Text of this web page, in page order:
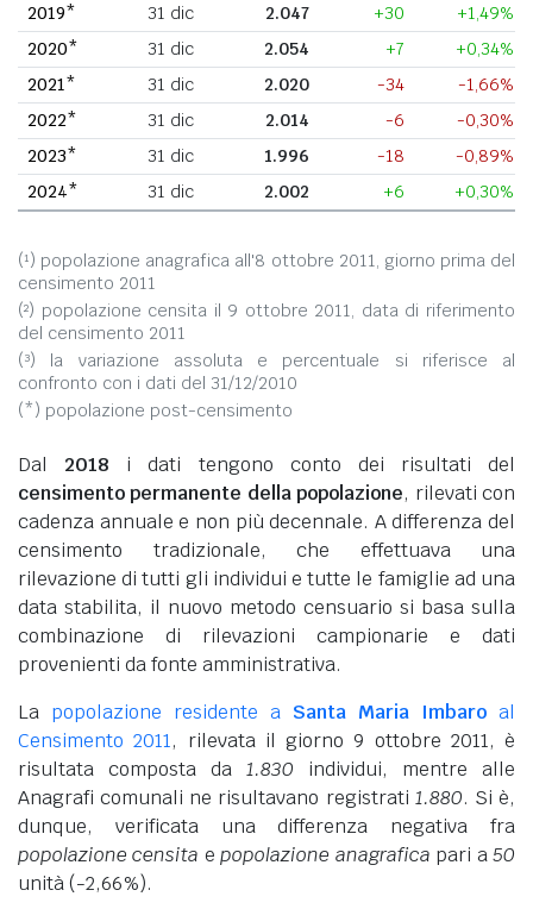
2019*
31 dic 2.047 +30
+1,49%
2020*
31 dic 2.054 +7
+0,34%
2021*
31 dic 2.020 -34
-1,66%
2022*
31 dic 2.014 -6
-0,30%
2023*
31 dic 1.996 -18
-0,89%
2024*
31 dic 2.002 +6 +0,30%
(¹) popolazione anagrafica all'8 ottobre 2011, giorno prima del
censimento 2011
(²) popolazione censita il 9 ottobre 2011, data di riferimento
del censimento 2011
(³) la variazione assoluta e percentuale si riferisce al
confronto con i dati del 31/12/2010
(*) popolazione post-censimento
Dal 2018 i dati tengono conto dei risultati del
censimento permanente della popolazione, rilevati con
cadenza annuale e non più decennale. A differenza del
censimento tradizionale, che effettuava una
rilevazione di tutti gli individui e tutte le famiglie ad una
data stabilita, il nuovo metodo censuario si basa sulla
combinazione di rilevazioni campionarie e dati
provenienti da fonte amministrativa.
La popolazione residente a Santa Maria Imbaro al
Censimento 2011, rilevata il giorno 9 ottobre 2011, è
risultata composta da 1.830 individui, mentre alle
Anagrafi comunali ne risultavano registrati 1.880. Si è,
dunque, verificata una differenza negativa fra
popolazione censita epopolazione anagrafica pari a50
unità (-2,66%).